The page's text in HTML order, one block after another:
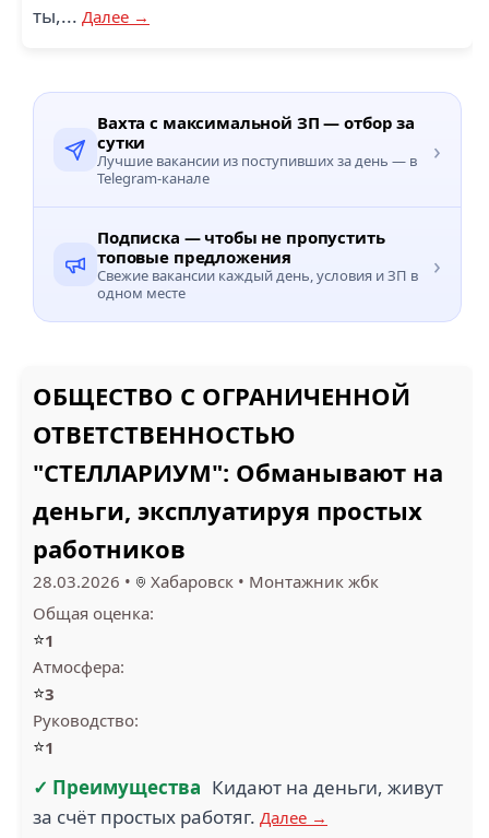
ты,... Далее →
Вахта с максимальной ЗП — отбор за
сутки
Лучшие вакансии из поступивших за день — в
Telegram-канале
›
Подписка — чтобы не пропустить
топовые предложения
Свежие вакансии каждый день, условия и ЗП в
одном месте
›
ОБЩЕСТВО С ОГРАНИЧЕННОЙ
ОТВЕТСТВЕННОСТЬЮ
"СТЕЛЛАРИУМ": Обманывают на
деньги, эксплуатируя простых
работников
28.03.2026 • Хабаровск • Монтажник жбк
Общая оценка:
⭐1
Атмосфера:
⭐3
Руководство:
⭐1
✓ Преимущества Кидают на деньги, живут
за счëт простых работяг. Далее →